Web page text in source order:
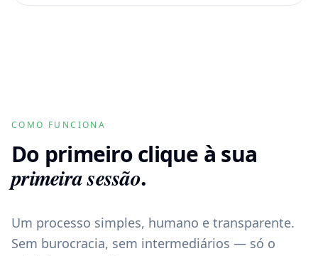
COMO FUNCIONA
Do primeiro clique à sua
primeira sessão.
Um processo simples, humano e transparente.
Sem burocracia, sem intermediários — só o